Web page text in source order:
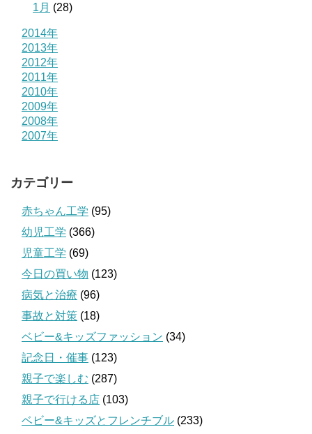
1月 (28)
2014年
2013年
2012年
2011年
2010年
2009年
2008年
2007年
カテゴリー
赤ちゃん工学 (95)
幼児工学 (366)
児童工学 (69)
今日の買い物 (123)
病気と治療 (96)
事故と対策 (18)
ベビー&キッズファッション (34)
記念日・催事 (123)
親子で楽しむ (287)
親子で行ける店 (103)
ベビー&キッズとフレンチブル (233)